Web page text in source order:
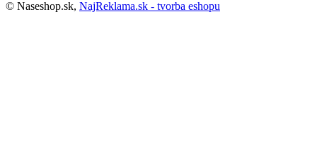
© Naseshop.sk, NajReklama.sk - tvorba eshopu